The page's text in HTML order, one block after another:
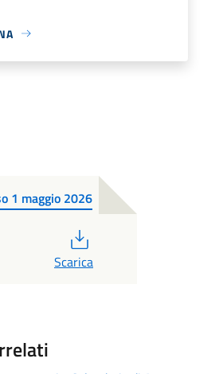
1 maggio 2026
Scarica